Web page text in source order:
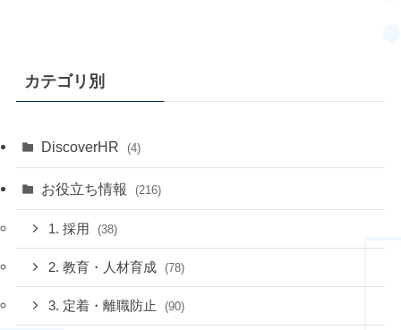
カテゴリ別
DiscoverHR (4)
お役立ち情報 (216)
1. 採用 (38)
2. 教育・人材育成 (78)
3. 定着・離職防止 (90)